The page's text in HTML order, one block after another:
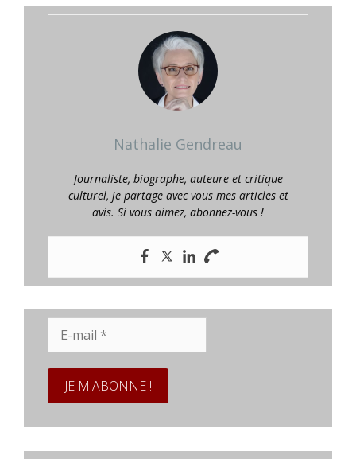
Nathalie Gendreau
Journaliste, biographe, auteure et critique
culturel, je partage avec vous mes articles et
avis. Si vous aimez, abonnez-vous !
mail